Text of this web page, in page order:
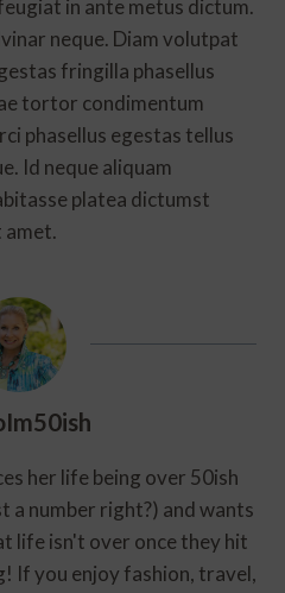
in ante metus dictum.
neque. Diam volutpat
fringilla phasellus
tortor condimentum
phasellus egestas tellus
Id neque aliquam
platea dictumst
amet.
her life being over 50ish
a number right?) and wants
life isn't over once they hit
If you enjoy fashion, travel,